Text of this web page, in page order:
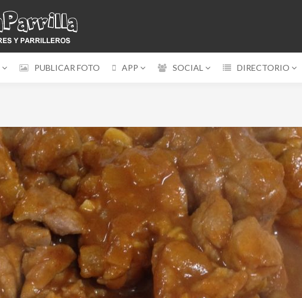
PUBLICAR FOTO APP SOCIAL DIRECTORIO